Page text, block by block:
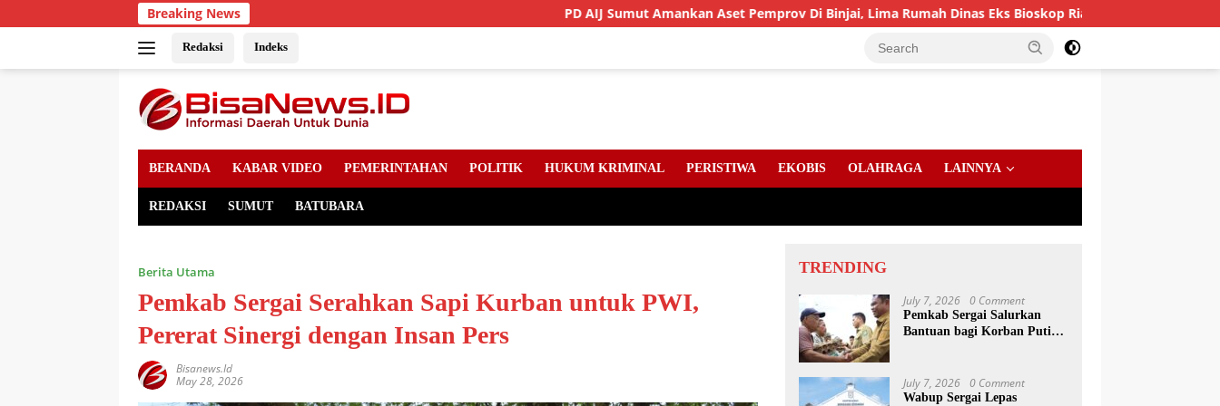
to
Breaking News PD AIJ Sumut Amankan Aset Pemprov Di Binjai, Lima Rumah Dinas Eks Bioskop Ria Dibongkar
Redaksi Indeks
BERANDA KABAR VIDEO PEMERINTAHAN POLITIK HUKUM KRIMINAL PERISTIWA EKOBIS OLAHRAGA LAINNYA
REDAKSI SUMUT BATUBARA
Berita Utama
Pemkab Sergai Serahkan Sapi Kurban untuk PWI,
Pererat Sinergi dengan Insan Pers
Bisanews.id
May 28, 2026
TRENDING
July 7, 2026 0 Comment
Pemkab Sergai Salurkan
Bantuan bagi Korban Puting
July 7, 2026 0 Comment
Wabup Sergai Lepas